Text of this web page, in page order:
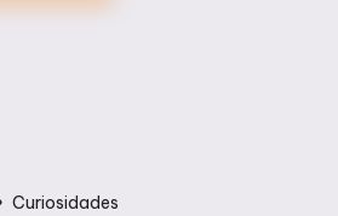
Curiosidades